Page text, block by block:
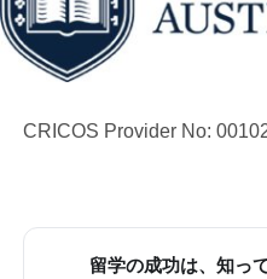
CRICOS Provider No:
留学の成功は、知っ